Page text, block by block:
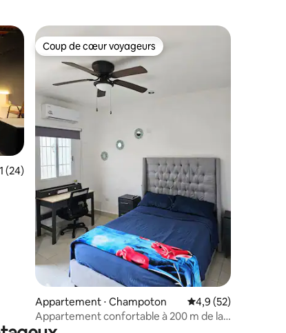
: 4,92 sur 5
moyenne sur la base de 24 commentaires : 4,71 sur 5
(24)
Coup de cœur voyageurs
Coup de cœur voyageurs
Appartement ⋅ Champoton Évaluation
4,9 (52)
Appartement confortable à 200 m de la
mer à Champotón